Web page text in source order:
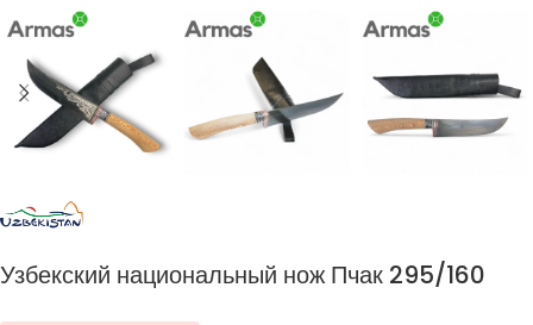
Узбекский национальный нож Пчак 295/160